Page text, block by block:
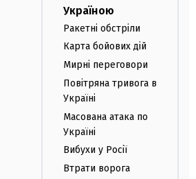
Україною
Ракетні обстріли
Карта бойових дій
Мирні переговори
Повітряна тривога в
Україні
Масована атака по
Україні
Вибухи у Росії
Втрати ворога